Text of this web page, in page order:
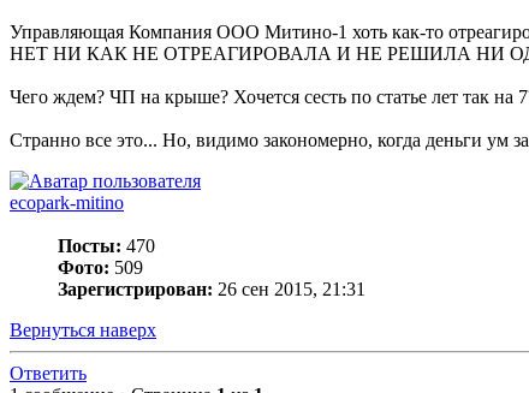
Управляющая Компания ООО Митино-1 хоть как-то
НЕТ НИ КАК НЕ ОТРЕАГИРОВАЛА И НЕ РЕШИЛА НИ
Чего ждем? ЧП на крыше? Хочется сесть по статье лет так на
Странно все это... Но, видимо закономерно, когда деньги ум
ecopark-mitino
Посты: 470
Фото: 509
Зарегистрирован: 26 сен 2015, 21:31
Вернуться наверх
Ответить